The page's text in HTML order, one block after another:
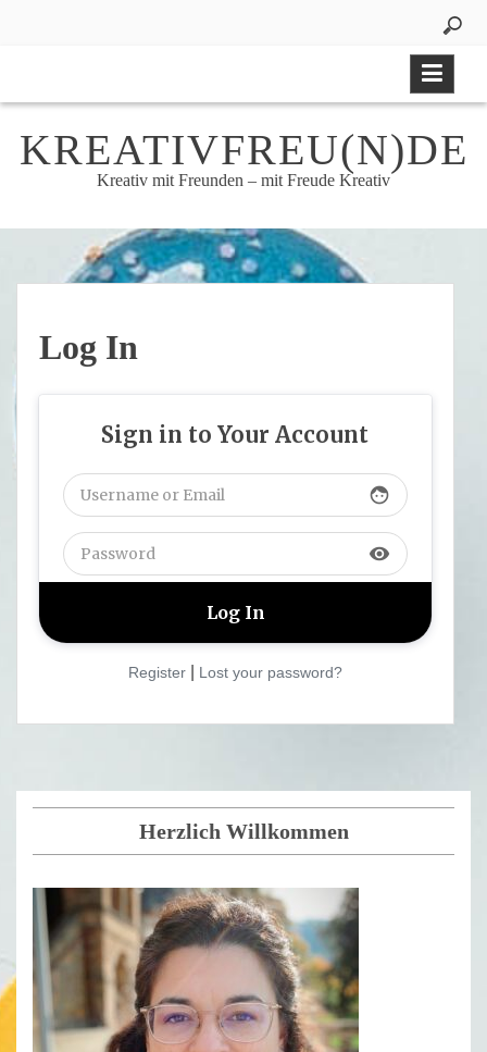
KREATIVFREU(N)DE
Kreativ mit Freunden – mit Freude Kreativ
Log In
Sign in to Your Account
face
visibility
Register Lost your password?
Herzlich Willkommen